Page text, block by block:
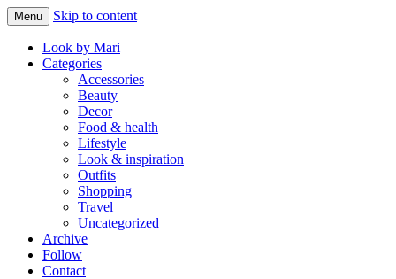
LOOK BY MARI
Makeup & beauty blog
Menu Skip to content
Look by Mari
Categories
Accessories
Beauty
Decor
Food & health
Lifestyle
Look & inspiration
Outfits
Shopping
Travel
Uncategorized
Archive
Follow
Contact